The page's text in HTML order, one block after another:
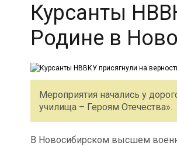
Курсанты
Родине в
Мероприятия начались у
училища – Героям Отечества».
В Новосибирском высшем